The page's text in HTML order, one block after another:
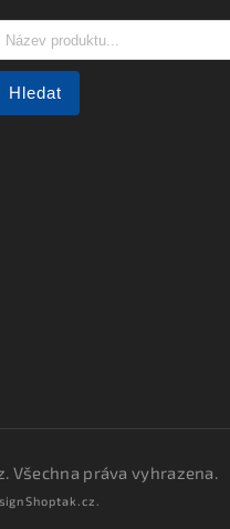
Hledat
. Všechna práva vyhrazena.
Shoptak.cz.